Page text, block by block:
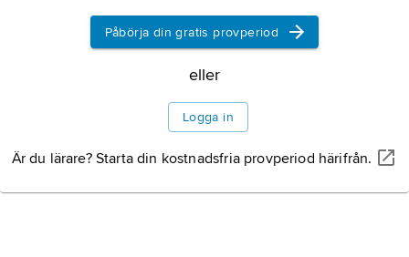
Information om artikeln
Påbörja din gratis provperiod
eller
Logga in
Är du lärare? Starta din kostnadsfria provperiod härifrån.